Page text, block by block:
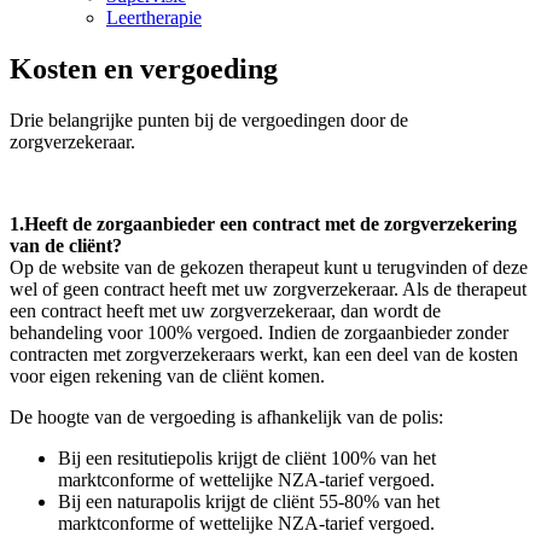
Leertherapie
Kosten en vergoeding
Drie belangrijke punten bij de vergoedingen door de
zorgverzekeraar.
1.Heeft de zorgaanbieder een contract met de zorgverzekering
van de cliënt?
Op de website van de gekozen therapeut kunt u terugvinden of deze
wel of geen contract heeft met uw zorgverzekeraar. Als de therapeut
een contract heeft met uw zorgverzekeraar, dan wordt de
behandeling voor 100% vergoed. Indien de zorgaanbieder zonder
contracten met zorgverzekeraars werkt, kan een deel van de kosten
voor eigen rekening van de cliënt komen.
De hoogte van de vergoeding is afhankelijk van de polis:
Bij een resitutiepolis krijgt de cliënt 100% van het
marktconforme of wettelijke NZA-tarief vergoed.
Bij een naturapolis krijgt de cliënt 55-80% van het
marktconforme of wettelijke NZA-tarief vergoed.